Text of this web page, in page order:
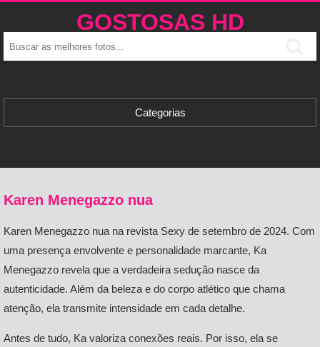
GOSTOSAS HD
Categorias
Karen Menegazzo nua
Karen Menegazzo nua na revista Sexy de setembro de 2024. Com
uma presença envolvente e personalidade marcante, Ka
Menegazzo revela que a verdadeira sedução nasce da
autenticidade. Além da beleza e do corpo atlético que chama
atenção, ela transmite intensidade em cada detalhe.
Antes de tudo, Ka valoriza conexões reais. Por isso, ela se